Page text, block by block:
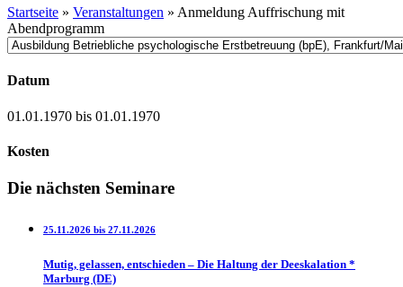
Startseite » Veranstaltungen » Anmeldung Auffrischung mit
Abendprogramm
Datum
01.01.1970 bis 01.01.1970
Kosten
Die nächsten Seminare
25.11.2026 bis 27.11.2026
Mutig, gelassen, entschieden – Die Haltung der Deeskalation *
Marburg (DE)